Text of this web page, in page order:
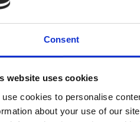
Consent
website uses cookies
use cookies to personalise
about your use of our
og
Arne Olsen